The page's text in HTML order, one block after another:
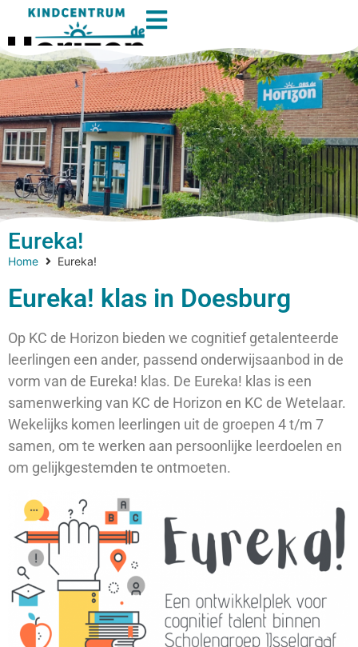
Eureka!
Home Eureka!
Eureka! klas in Doesburg
Op KC de Horizon bieden we cognitief getalenteerde
leerlingen een ander, passend onderwijsaanbod in de
vorm van de Eureka! klas. De Eureka! klas is een
samenwerking van KC de Horizon en KC de Wetelaar.
Wekelijks komen leerlingen uit de groepen 4 t/m 7
samen, om te werken aan persoonlijke leerdoelen en
om gelijkgestemden te ontmoeten.